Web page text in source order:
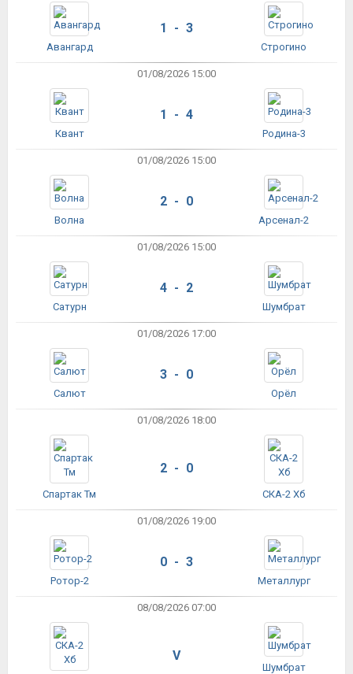
Авангард
1 - 3
Строгино
01/08/2026 15:00
Квант
1 - 4
Родина-3
01/08/2026 15:00
Волна
2 - 0
Арсенал-2
01/08/2026 15:00
Сатурн
4 - 2
Шумбрат
01/08/2026 17:00
Салют
3 - 0
Орёл
01/08/2026 18:00
Спартак Тм
2 - 0
СКА-2 Хб
01/08/2026 19:00
Ротор-2
0 - 3
Металлург
08/08/2026 07:00
V
Шумбрат